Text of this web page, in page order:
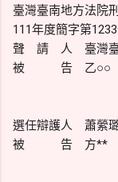
臺灣臺南地方法院
111年度簡字第
聲 請 人 臺灣臺
被 告 乙○○ 女 (
居留證號
住○○市○
選任辯護人 蕭縈
被 告 方** 男 (
身分證統